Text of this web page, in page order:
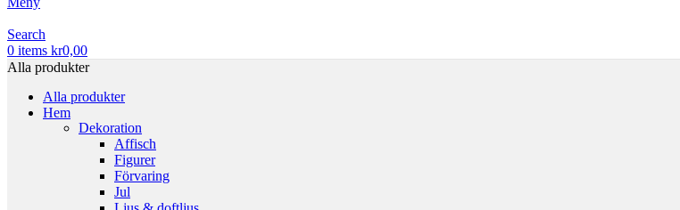
Search
0 items kr0,00
Alla produkter
Alla produkter
Hem
Dekoration
Affisch
Figurer
Förvaring
Jul